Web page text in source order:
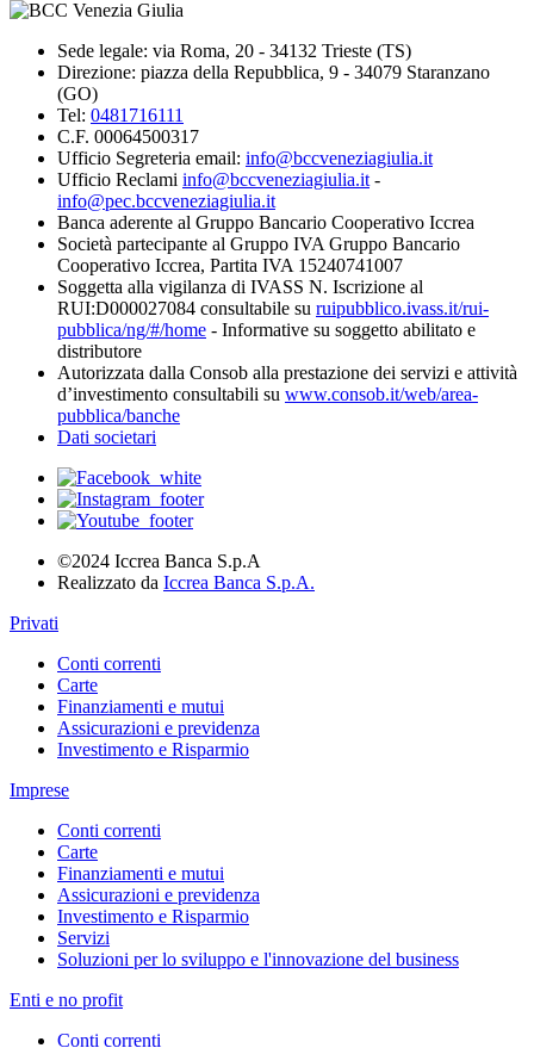
Sede legale: via Roma, 20 - 34132 Trieste (TS)
Direzione: piazza della Repubblica, 9 - 34079 Staranzano
(GO)
Tel: 0481716111
C.F. 00064500317
Ufficio Segreteria email: info@bccveneziagiulia.it
Ufficio Reclami info@bccveneziagiulia.it -
info@pec.bccveneziagiulia.it
Banca aderente al Gruppo Bancario Cooperativo Iccrea
Società partecipante al Gruppo IVA Gruppo Bancario
Cooperativo Iccrea, Partita IVA 15240741007
Soggetta alla vigilanza di IVASS N. Iscrizione al
RUI:D000027084 consultabile su ruipubblico.ivass.it/rui-
pubblica/ng/#/home - Informative su soggetto abilitato e
distributore
Autorizzata dalla Consob alla prestazione dei servizi e attività
d’investimento consultabili su www.consob.it/web/area-
pubblica/banche
Dati societari
©2024 Iccrea Banca S.p.A
Realizzato da Iccrea Banca S.p.A.
Privati
Conti correnti
Carte
Finanziamenti e mutui
Assicurazioni e previdenza
Investimento e Risparmio
Imprese
Conti correnti
Carte
Finanziamenti e mutui
Assicurazioni e previdenza
Investimento e Risparmio
Servizi
Soluzioni per lo sviluppo e l'innovazione del business
Enti e no profit
Conti correnti